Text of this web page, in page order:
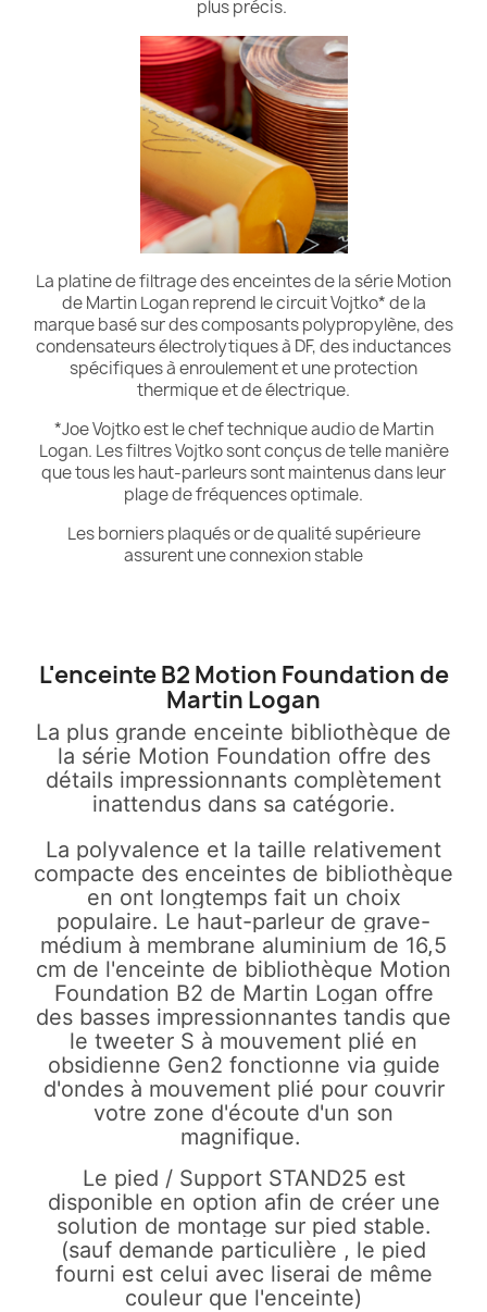
plus précis.
La platine de filtrage des enceintes de la série Motion
de Martin Logan reprend le circuit Vojtko* de la
marque basé sur des composants polypropylène, des
condensateurs électrolytiques à DF, des inductances
spécifiques à enroulement et une protection
thermique et de électrique.
*Joe Vojtko est le chef technique audio de Martin
Logan. Les filtres Vojtko sont conçus de telle manière
que tous les haut-parleurs sont maintenus dans leur
plage de fréquences optimale.
Les borniers plaqués or de qualité supérieure
assurent une connexion stable
L'enceinte B2 Motion Foundation de
Martin Logan
La plus grande enceinte bibliothèque de
la série Motion Foundation offre des
détails impressionnants complètement
inattendus dans sa catégorie.
La polyvalence et la taille relativement
compacte des enceintes de bibliothèque
en ont longtemps fait un choix
populaire. Le haut-parleur de grave-
médium à membrane aluminium de 16,5
cm de l'enceinte de bibliothèque Motion
Foundation B2 de Martin Logan offre
des basses impressionnantes tandis que
le tweeter S à mouvement plié en
obsidienne Gen2 fonctionne via guide
d'ondes à mouvement plié pour couvrir
votre zone d'écoute d'un son
magnifique.
Le pied / Support STAND25 est
disponible en option afin de créer une
solution de montage sur pied stable.
(sauf demande particulière , le pied
fourni est celui avec liserai de même
couleur que l'enceinte)